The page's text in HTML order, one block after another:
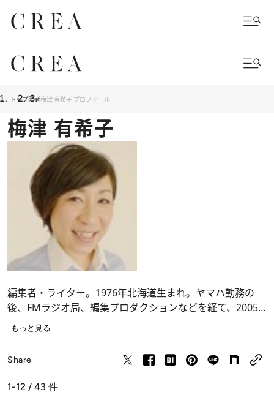
トップ著者梅津 有希子 プロフィール
梅津 有希子
編集者・ライター。1976年北海道生まれ。ヤマハ勤務の
後、FMラジオ局、編集プロダクションなどを経て、2005
年に独立。女性誌や単行本、webを中心に、ペット、料
『CREA Dog』を毎号担当するほか、別冊マーガレットの
『青空エール』(集英社／河原和音)の監修も務める。著書
に『吾輩は看板猫である』『吾輩は看板猫である 東京下
町篇』(文藝春秋)、『We are ブサかわねこ』(角川書店)、
もっと見る
Share
1-12 / 43 件